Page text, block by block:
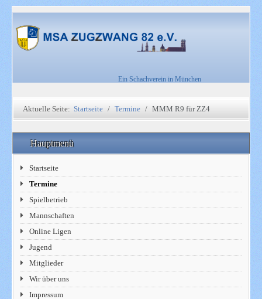
Ein Schachverein in München
Aktuelle Seite: Startseite Termine MMM R9 für ZZ4
Hauptmenü
Startseite
Termine
Spielbetrieb
Mannschaften
Online Ligen
Jugend
Mitglieder
Wir über uns
Impressum